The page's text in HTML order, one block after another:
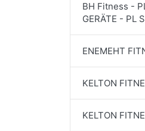
BH Fitness -
GERÄTE - PL
ENEMEHT
KELTON
KELTON